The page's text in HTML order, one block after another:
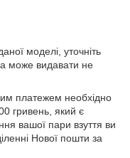
моделі, уточніть
може видавати не
платежем необхідно
гривень, який є
вашої пари взуття ви
Нової пошти за